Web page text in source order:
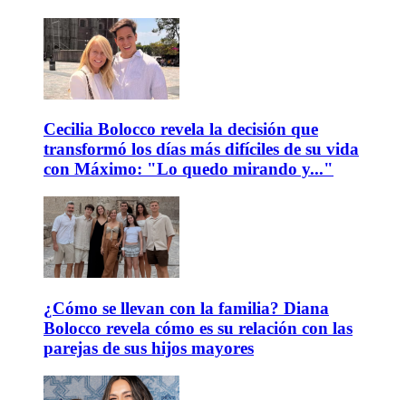
Cecilia Bolocco revela la decisión que
transformó los días más difíciles de su vida
con Máximo: "Lo quedo mirando y..."
¿Cómo se llevan con la familia? Diana
Bolocco revela cómo es su relación con las
parejas de sus hijos mayores